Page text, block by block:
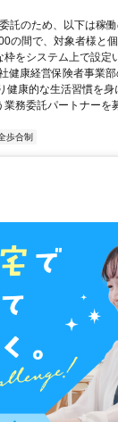
から、頑張った分だけ
安心の在宅ワークを
託のため、以下は稼働
の間で、対象者様と
をシステム上で設定
健康経営保険者事業
健康的な生活習慣を身
業務委託パートナーを
歩合制